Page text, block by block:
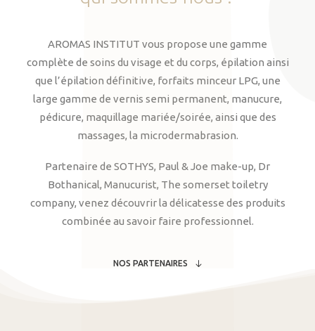
AROMAS INSTITUT vous propose une gamme
complète de soins du visage et du corps, épilation ainsi
que l’épilation définitive, forfaits minceur LPG, une
large gamme de vernis semi permanent, manucure,
pédicure, maquillage mariée/soirée, ainsi que des
massages, la microdermabrasion.
Partenaire de SOTHYS, Paul & Joe make-up, Dr
Bothanical, Manucurist, The somerset toiletry
company, venez découvrir la délicatesse des produits
combinée au savoir faire professionnel.
NOS PARTENAIRES